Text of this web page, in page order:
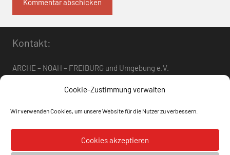
Cookie-Zustimmung verwalten
Wir verwenden Cookies, um unsere Website für die Nutzer zu verbessern.
Cookies akzeptieren
Kontakt:
ARCHE – NOAH – FREIBURG und Umgebung e.V.
arche-noah-freiburg[at]freenet.de